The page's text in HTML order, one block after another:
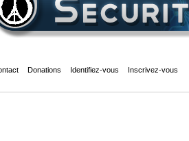
Donations Identifiez-vous Inscrivez-vous